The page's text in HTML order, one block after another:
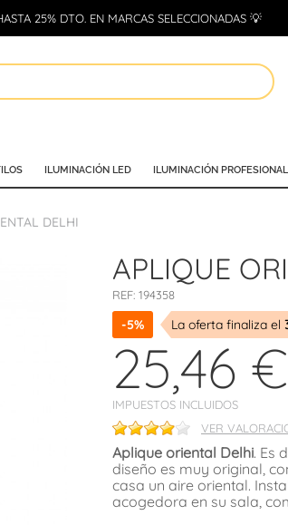
25% DTO. EN MARCAS SELECCIONADAS 💡
ILUMINACIÓN LED ILUMINACIÓN PROFESIONAL
DELHI
APLIQUE
REF: 194358
-5% La oferta finaliza el
25,46 €
IMPUESTOS INCLUIDOS
VER
Aplique oriental Delhi. Es
diseño es muy original,
casa un aire oriental.
acogedora en su sala,